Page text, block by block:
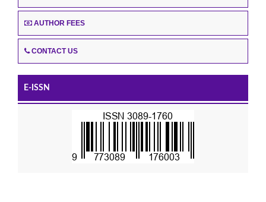
AUTHOR FEES
CONTACT US
E-ISSN